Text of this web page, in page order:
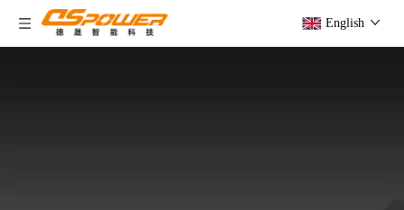
English